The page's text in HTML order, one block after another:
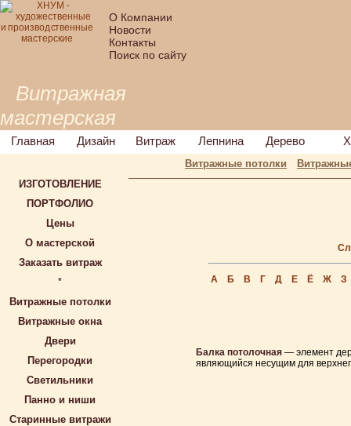
О Компании
Новости
Контакты
Поиск по сайту
Витражная
мастерская
Главная Дизайн Витраж Лепнина Дерево
Витражные потолки
ИЗГОТОВЛЕНИЕ
ПОРТФОЛИО
Цены
О мастерской
Заказать витраж
*
Витражные потолки
Витражные окна
Двери
Перегородки
Светильники
Панно и ниши
Старинные витражи
А Б В Г Д Е Ё Ж З
Балка потолочная — элемент
являющийся несущим для